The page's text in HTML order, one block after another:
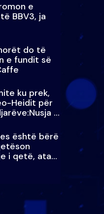
e
BBV3, ja
do të
e fundit së
ku prek,
Heidit për
e
është bërë
i qetë, ata